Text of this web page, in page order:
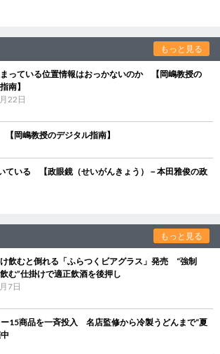
もっと見る
っている位置情報はおっかないのか 【岡嶋教授の
南】
22日
岡嶋教授のデジタル指南】
ている 【政眼鏡（せいがんきょう）－本田雅俊の政
もっと見る
飲むと倒れる「ふらつくビアグラス」発売 “強制
む”仕掛けで適正飲酒を後押し
7日
15商品を一斉投入 名店監修から冷製うどんまで“夏